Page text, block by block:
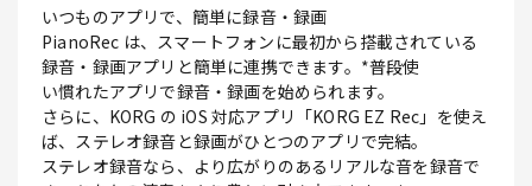
いつものアプリで、簡単に録音・録画
PianoRec は、スマートフォンに最初から搭載されている
録音・録画アプリと簡単に連携できます。*普段使
い慣れたアプリで録音・録画を始められます。
さらに、KORG の iOS 対応アプリ「KORG EZ Rec」を使え
ば、ステレオ録音と録画がひとつのアプリで完結。
ステレオ録音なら、より広がりのあるリアルな音を録音で